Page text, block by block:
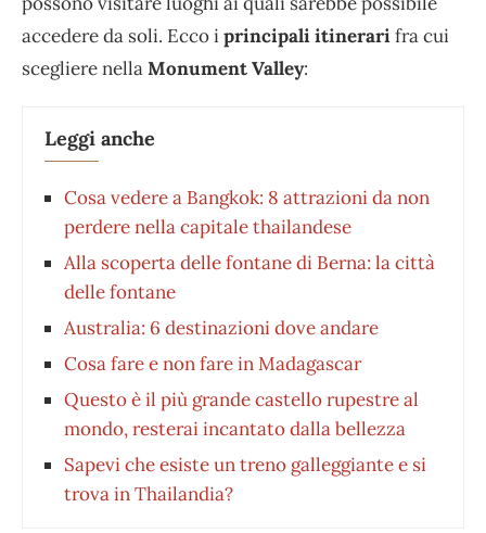
accedere da soli. Ecco iprincipali itinerarifra cui
scegliere nellaMonument Valley:
Leggi anche
Cosa vedere a Bangkok: 8 attrazioni da non
perdere nella capitale thailandese
Alla scoperta delle fontane di Berna: la città
delle fontane
Australia: 6 destinazioni dove andare
Cosa fare e non fare in Madagascar
Questo è il più grande castello rupestre al
mondo, resterai incantato dalla bellezza
Sapevi che esiste un treno galleggiante e si
trova in Thailandia?